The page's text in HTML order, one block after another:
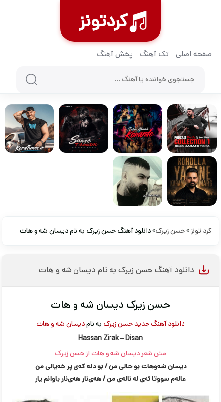
کردتونز
صفحه اصلی تک آهنگ پخش آهنگ
کرد تونز »حسن زیرک» دانلود آهنگ حسن زیرک به نام دیسان شه و هات
دانلود آهنگ حسن زیرک به نام دیسان شه و هات
حسن زیرک دیسان شه و هات
دانلود آهنگ جدید حسن زیرک به نامدیسان شه و هات
Hassan Zirak – Disan
متن شعر دیسان شه و هات از حسن زیرک
دیسان شه‌وهات بو حالی من / بو دله که‌ی پر خه‌یالی من
عاله‌م سووتا ئه‌ی له ناله‌ی من / هه‌ی‌نار هه‌ی‌نار باوانم یار